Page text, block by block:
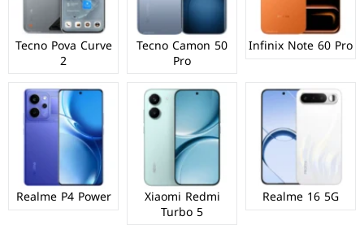
Infinix Note 60 Pro
Tecno Camon 50
Pro
Tecno Pova Curve
2
Realme 16 5G
Xiaomi Redmi
Turbo 5
Realme P4 Power